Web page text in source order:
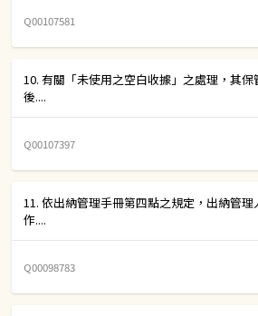
Q00107581
10. 有關「未使用之空白收據」之處理，其
後....
Q00107397
11. 依出納管理手冊第四點之規定，出納管
作....
Q00098783